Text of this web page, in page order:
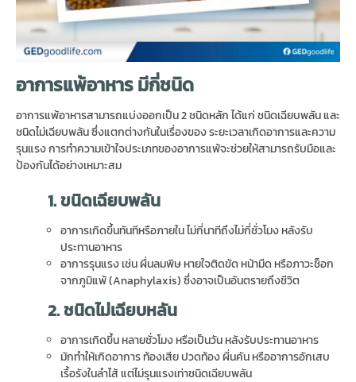
อาการแพ้อาหารมีกี่ชนิด
อาการแพ้อาหารสามารถแบ่งออกเป็น 2 ชนิดหลัก ได้แก่ ชนิดเฉียบพลัน และ
ชนิดไม่เฉียบพลัน ซึ่งแตกต่างกันในเรื่องของ ระยะเวลาเกิดอาการและความ
รุนแรง การทำความเข้าใจประเภทของอาการแพ้จะช่วยให้สามารถรับมือและ
ป้องกันได้อย่างเหมาะสม
1.ขนิดเฉียบพลัน
อาการเกิดขึ้นทันทีหรือภายใน ไม่กี่นาทีถึงไม่กี่ชั่วโมง หลังรับ
ประทานอาหาร
อาการรุนแรง เช่น ผื่นลมพิษ หายใจติดขัด หน้ามืด หรือภาวะช็อก
จากภูมิแพ้ (Anaphylaxis) ซึ่งอาจเป็นอันตรายถึงชีวิต
2.ชนิดไม่เฉียบหลัน
อาการเกิดขึ้น หลายชั่วโมง หรือเป็นวัน หลังรับประทานอาหาร
มักทำให้เกิดอาการ ท้องเสีย ปวดท้อง ผื่นคัน หรืออาการอักเสบ
เรื้อรังในลำไส้ แต่ไม่รุนแรงเท่าชนิดเฉียบพลัน